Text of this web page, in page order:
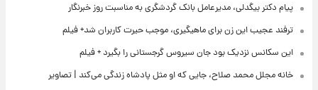
پیام دکتر بیگدلی، مدیرعامل بانک گردشگری به مناسبت روز خبرنگار
ترفند عجیب این زن برای ماهیگیری، موجب حیرت کاربران شد+ فیلم
این سکانس نزدیک بود جان سیروس گرجستانی را بگیرد + فیلم
خانه مجلل محمد صلاح، جایی که او مثل پادشاه زندگی می‌کند | تصاویر